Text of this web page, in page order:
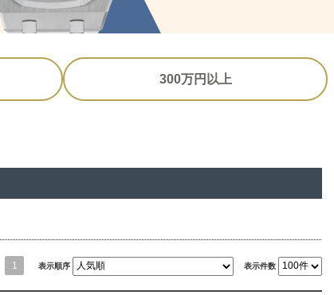
300万円以上
1 表示順序 表示件数